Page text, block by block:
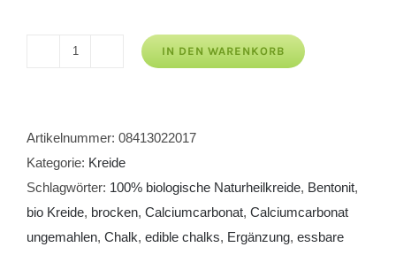
IN DEN WARENKORB
Artikelnummer: 08413022017
Kategorie: Kreide
Schlagwörter: 100% biologische Naturheilkreide, Bentonit,
bio Kreide, brocken, Calciumcarbonat, Calciumcarbonat
ungemahlen, Chalk, edible chalks, Ergänzung, essbare